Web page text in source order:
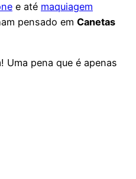
e até maquiagem
pensado em Canetas
Uma pena que é apenas